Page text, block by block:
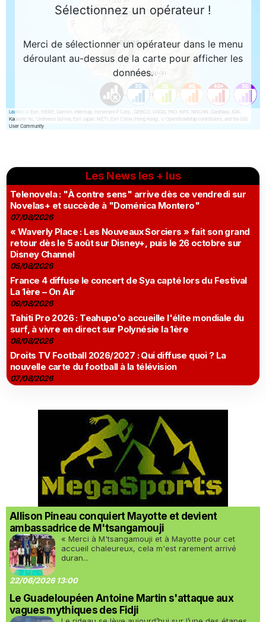
Les News les + lus
Telenovela : "À contre sens" arrive dès ce vendredi sur
Novelas+ et succède à "Doménica Montero"
07/08/2026
« Waverly Place : Les Nouveaux Sorciers » fait son grand
retour dès le 5 août sur Disney+, puis le 26 octobre sur
Disney Channel
05/08/2026
France 4 diffuse le concert de Sya capté lors du Festival
La 1ère – On Air
09/08/2026
Tahiti Pro 2026 : Teahupo'o accueille l'élite mondiale du
surf, à vivre en direct sur Polynésie la 1ère
08/08/2026
Droits TV Football 2026/2027 : Qui diffuse quoi ? La
nouvelle carte du football à la télévision
07/08/2026
Allison Pineau conquiert Mayotte et devient
ambassadrice de M'tsangamouji
« Merci à M'tsangamouji et à Mayotte pour cet
accueil chaleureux, cela m'est rarement arrivé
duran...
22/06/2026 13:00
Le Guadeloupéen Antoine Martin s'attaque aux
vagues mythiques des Fidji